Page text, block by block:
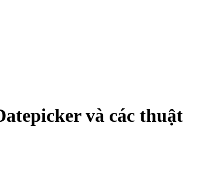
và các thuật